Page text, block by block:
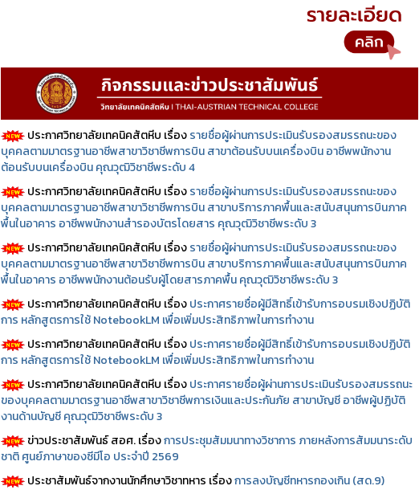
ประกาศวิทยาลัยเทคนิคสัตหีบ เรื่องรายชื่อผู้ผ่านการประเมินรับรองสมรรถนะของ
บุคคลตามมาตรฐานอาชีพสาขาวิชาชีพการบิน สาขาต้อนรับบนเครื่องบิน อาชีพพนักงาน
ต้อนรับบนเครื่องบิน คุณวุฒิวิชาชีพระดับ 4
ประกาศวิทยาลัยเทคนิคสัตหีบ เรื่องรายชื่อผู้ผ่านการประเมินรับรองสมรรถนะของ
บุคคลตามมาตรฐานอาชีพสาขาวิชาชีพการบิน สาขาบริการภาคพื้นและสนับสนุนการบินภาค
พื้นในอาคาร อาชีพพนักงานสำรองบัตรโดยสาร คุณวุฒิวิชาชีพระดับ 3
ประกาศวิทยาลัยเทคนิคสัตหีบ เรื่องรายชื่อผู้ผ่านการประเมินรับรองสมรรถนะของ
บุคคลตามมาตรฐานอาชีพสาขาวิชาชีพการบิน สาขาบริการภาคพื้นและสนับสนุนการบินภาค
พื้นในอาคาร อาชีพพนักงานต้อนรับผู้โดยสารภาคพื้น คุณวุฒิวิชาชีพระดับ 3
ประกาศวิทยาลัยเทคนิคสัตหีบ เรื่องประกาศรายชื่อผู้มีสิทธิ์เข้ารับการอบรมเชิงปฏิบัติ
การ หลักสูตรการใช้ NotebookLM เพื่อเพิ่มประสิทธิภาพในการทำงาน
ประกาศวิทยาลัยเทคนิคสัตหีบ เรื่องประกาศรายชื่อผู้มีสิทธิ์เข้ารับการอบรมเชิงปฏิบัติ
การ หลักสูตรการใช้ NotebookLM เพื่อเพิ่มประสิทธิภาพในการทำงาน
ประกาศวิทยาลัยเทคนิคสัตหีบ เรื่องประกาศรายชื่อผู้ผ่านการประเมินรับรองสมรรถนะ
ของบุคคลตามมาตรฐานอาชีพสาขาวิชาชีพการเงินและประกันภัย สาขาบัญชี อาชีพผู้ปฏิบัติ
งานด้านบัญชี คุณวุฒิวิชาชีพระดับ 3
ข่าวประชาสัมพันธ์ สอศ.เรื่องการประชุมสัมมนาทางวิชาการ ภายหลังการสัมมนาระดับ
ชาติ ศูนย์ภาษาของซีมีโอ ประจำปี 2569
ประชาสัมพันธ์จากงานนักศึกษาวิชาทหาร เรื่องการลงบัญชีทหารกองเกิน (สด.9)